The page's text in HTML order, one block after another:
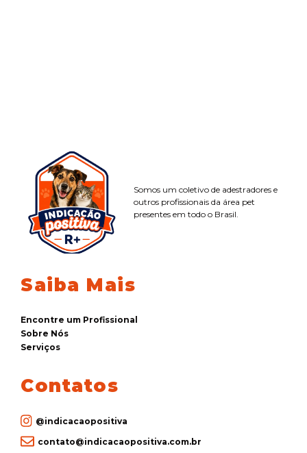
Somos um coletivo de adestradores e
outros profissionais da área pet
presentes em todo o Brasil.
Saiba Mais
Encontre um Profissional
Sobre Nós
Serviços
Contatos
@indicacaopositiva
contato@indicacaopositiva.com.br